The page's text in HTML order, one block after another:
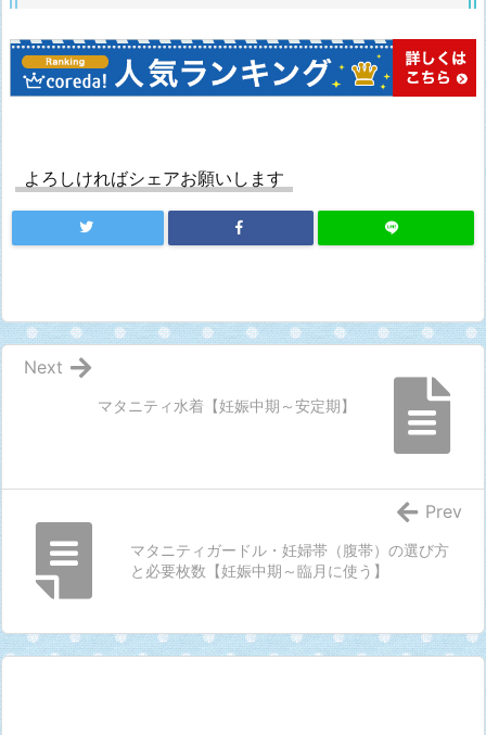
よろしければシェアお願いします
マタニティ水着【妊娠中期～安定期】
Next
マタニティガードル・妊婦帯（腹帯）の選び方
と必要枚数【妊娠中期～臨月に使う】
Prev